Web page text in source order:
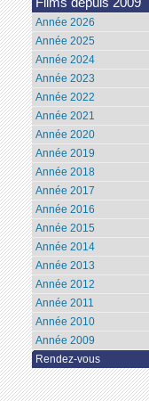
Films depuis 2009
Année 2026
Année 2025
Année 2024
Année 2023
Année 2022
Année 2021
Année 2020
Année 2019
Année 2018
Année 2017
Année 2016
Année 2015
Année 2014
Année 2013
Année 2012
Année 2011
Année 2010
Année 2009
Rendez-vous